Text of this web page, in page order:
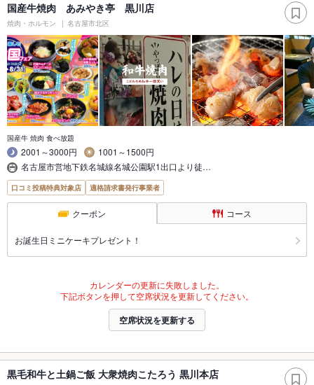
国産牛焼肉 あみやき亭 黒川店
焼肉・ホルモン 名古屋市北区
国産牛 焼肉 食べ放題
2001～3000円
1001～1500円
名古屋市営地下鉄名城線名城公園駅1出口より徒…
口コミ投稿特典対象店 適格請求書発行事業者
クーポン コース
お誕生日ミニケーキプレゼント！
カレンダーの更新に失敗しました。
下記ボタンを押して空席状況を更新してください。
空席状況を更新する
黒毛和牛と土鍋ご飯 大衆焼肉こたろう 黒川本店